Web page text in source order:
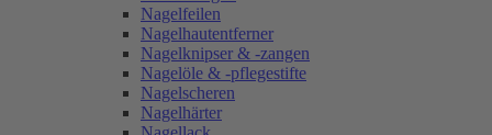
Nagelfeilen
Nagelhautentferner
Nagelknipser & -zangen
Nagelöle & -pflegestifte
Nagelscheren
Nagelhärter